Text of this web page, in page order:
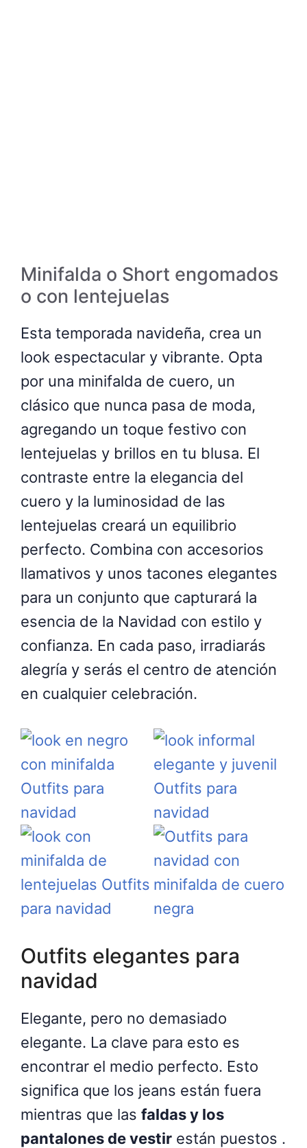
Minifalda o Short engomados
o con lentejuelas
Esta temporada navideña, crea un
look espectacular y vibrante. Opta
por una minifalda de cuero, un
clásico que nunca pasa de moda,
agregando un toque festivo con
lentejuelas y brillos en tu blusa. El
contraste entre la elegancia del
cuero y la luminosidad de las
lentejuelas creará un equilibrio
perfecto. Combina con accesorios
llamativos y unos tacones elegantes
para un conjunto que capturará la
esencia de la Navidad con estilo y
confianza. En cada paso, irradiarás
alegría y serás el centro de atención
en cualquier celebración.
Outfits elegantes para
navidad
Elegante, pero no demasiado
elegante. La clave para esto es
encontrar el medio perfecto. Esto
significa que los jeans están fuera
mientras que las faldas y los
pantalones de vestir están puestos .